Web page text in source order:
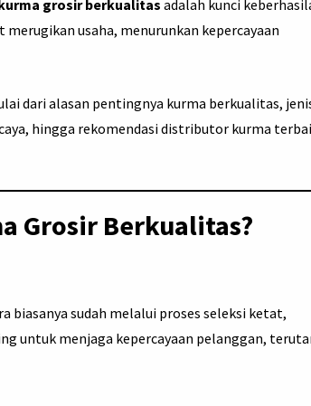
grosir berkualitas adalah kunci
usaha, menurunkan kepercayaan
dari alasan pentingnya kurma berkualitas,
hingga rekomendasi distributor kurma
Grosir Berkualitas?
biasanya sudah melalui proses seleksi ketat,
untuk menjaga kepercayaan pelanggan,